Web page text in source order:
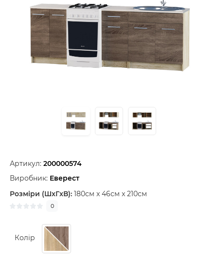
Артикул: 200000574
Виробник: Еверест
Розміри (ШxГxВ): 180см x 46см x 210см
0
Колір